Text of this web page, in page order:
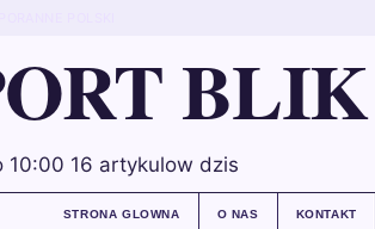
BLIK
10:00 16 artykulow dzis
STRONA GLOWNA O NAS KONTAKT